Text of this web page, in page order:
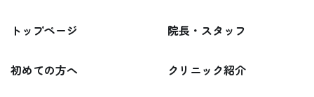
トップページ 院長・スタッフ
初めての方へ クリニック紹介